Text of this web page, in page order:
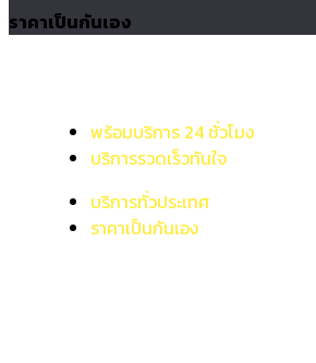
ราคาเป็นกันเอง
พร้อมบริการ 24 ชั่วโมง
บริการรวดเร็วทันใจ
บริการทั่วประเทศ
ราคาเป็นกันเอง